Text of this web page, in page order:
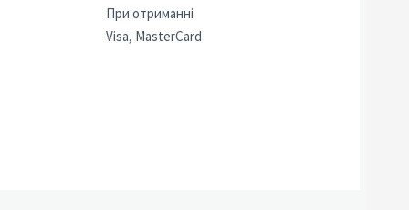
При отриманні
Visa, MasterCard